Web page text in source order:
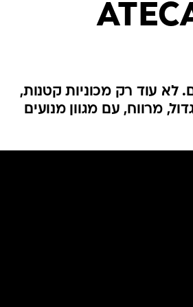
ארכיון מדורים
כתבו לנו
לא עוד רק מכוניות קטנות,
מרווח, עם מגוון מנועים